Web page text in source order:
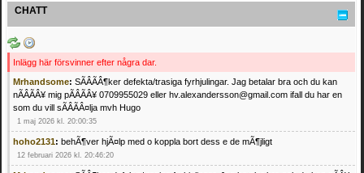
CHATT
Inlägg här försvinner efter några dar.
Mrhandsome: SÃÂÃÂ¶ker defekta/trasiga fyrhjulingar. Jag betalar bra och du kan
nÃÂÃÂ¥ mig pÃÂÃÂ¥ 0709955029 eller hv.alexandersson@gmail.com ifall du har en
som du vill sÃÂÃÂ¤lja mvh Hugo
1 maj 2026 kl. 20:00:35
hoho2131: behÃ¶ver hjÃ¤lp med o koppla bort dess e de mÃ¶jligt
12 februari 2026 kl. 20:46:20